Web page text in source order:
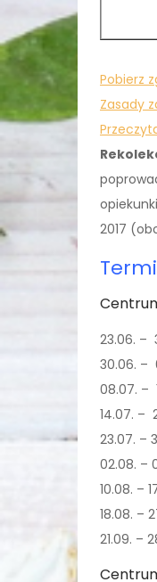
Pobierz
Zasady
2017
23.06. –
30.06. –
08.07. –
14.07. –
23.07. –
02.08. –
10.08. –
18.08. –
21.09. –